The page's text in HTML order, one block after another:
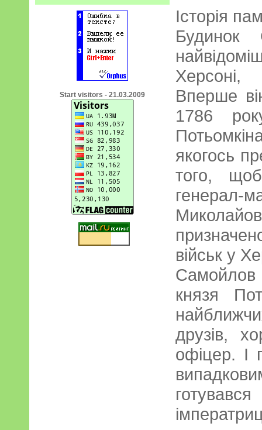
Start visitors - 21.03.2009
Історія
Вперше
1786
якогось
того,
військ у
князя
друзів,
офіцер. І